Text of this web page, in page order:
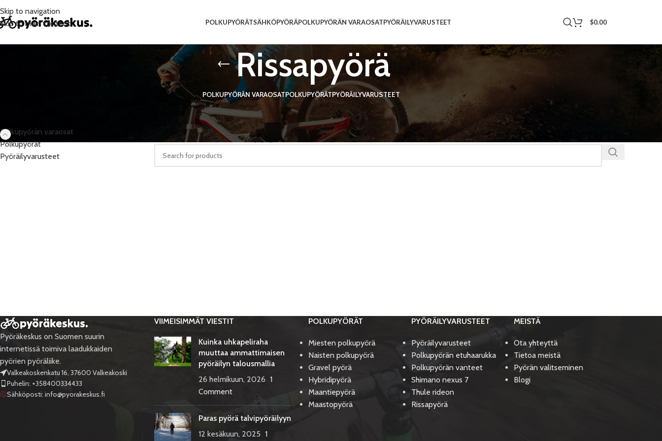
Skip to navigation
Skip to main content
POLKUPYÖRÄTSÄHKÖPYÖRÄPOLKUPYÖRÄN VARAOSATPYÖRÄILYVARUSTEET $0.00
Rissapyörä
POLKUPYÖRÄN VARAOSATPOLKUPYÖRÄTPYÖRÄILYVARUSTEET
Polkupyörän varaosat
Polkupyörät
Pyöräilyvarusteet
Polkupyörän varaosat/Vaihtajat ja osat /Rissapyörä
Valitun kaltaisia tuotteita ei löytynyt.
Pyöräkeskus on Suomen suurin
internetissä toimiva laadukkaiden
pyörien pyöräliike.
Valkeakoskenkatu 16, 37600 Valkeakoski
Puhelin: +358400334433
Sähköposti: info@pyorakeskus.fi
VIIMEISIMMÄT VIESTIT
Kuinka uhkapeliraha
muuttaa ammattimaisen
pyöräilyn talousmallia
26 helmikuun, 2026 1
Comment
Paras pyörä talvipyöräilyyn
12 kesäkuun, 2025 1
POLKUPYÖRÄT
Miesten polkupyörä
Naisten polkupyörä
Gravel pyörä
Hybridipyörä
Maantiepyörä
Maastopyörä
PYÖRÄILYVARUSTEET
Pyöräilyvarusteet
Polkupyörän etuhaarukka
Polkupyörän vanteet
Shimano nexus 7
Thule rideon
Rissapyörä
MEISTÄ
Ota yhteyttä
Tietoa meistä
Pyörän valitseminen
Blogi